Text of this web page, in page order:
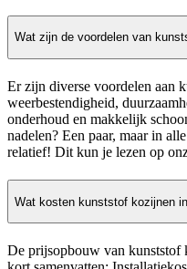
Wat zijn de voordelen van
Er zijn diverse voordelen aan
weerbestendigheid,
onderhoud en makkelijk
nadelen? Een paar, maar in
relatief! Dit kun je lezen op
Wat kosten kunststof kozijnen
De prijsopbouw van